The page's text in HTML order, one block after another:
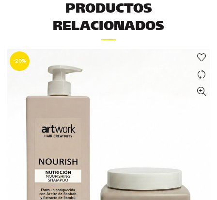
PRODUCTOS
RELACIONADOS
-20%